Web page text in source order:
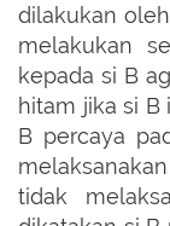
dilakukan
melakukan
kepada si B
hitam jika si B
B percaya
tidak